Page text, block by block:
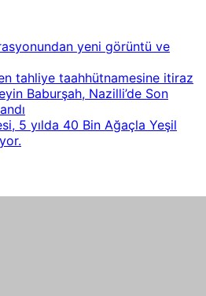
yeni görüntü ve
tahliye taahhütnamesine itiraz
Baburşah, Nazilli’de Son
5 yılda 40 Bin Ağaçla Yeşil